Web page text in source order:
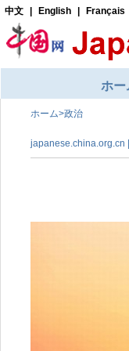
ホーム>政治
japanese.china.org.cn